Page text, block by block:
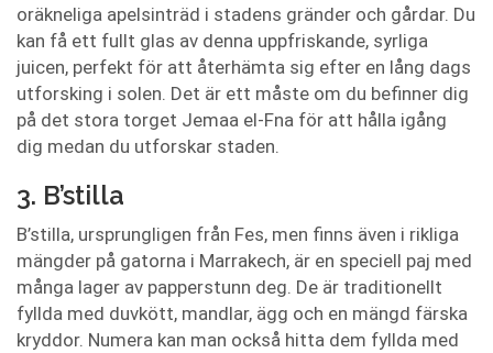
oräkneliga apelsinträd i stadens gränder och gårdar. Du
kan få ett fullt glas av denna uppfriskande, syrliga
juicen, perfekt för att återhämta sig efter en lång dags
utforsking i solen. Det är ett måste om du befinner dig
på det stora torget Jemaa el-Fna för att hålla igång
dig medan du utforskar staden.
3. B’stilla
B’stilla, ursprungligen från Fes, men finns även i rikliga
mängder på gatorna i Marrakech, är en speciell paj med
många lager av papperstunn deg. De är traditionellt
fyllda med duvkött, mandlar, ägg och en mängd färska
kryddor. Numera kan man också hitta dem fyllda med